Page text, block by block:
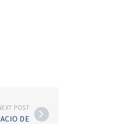
POST
DE